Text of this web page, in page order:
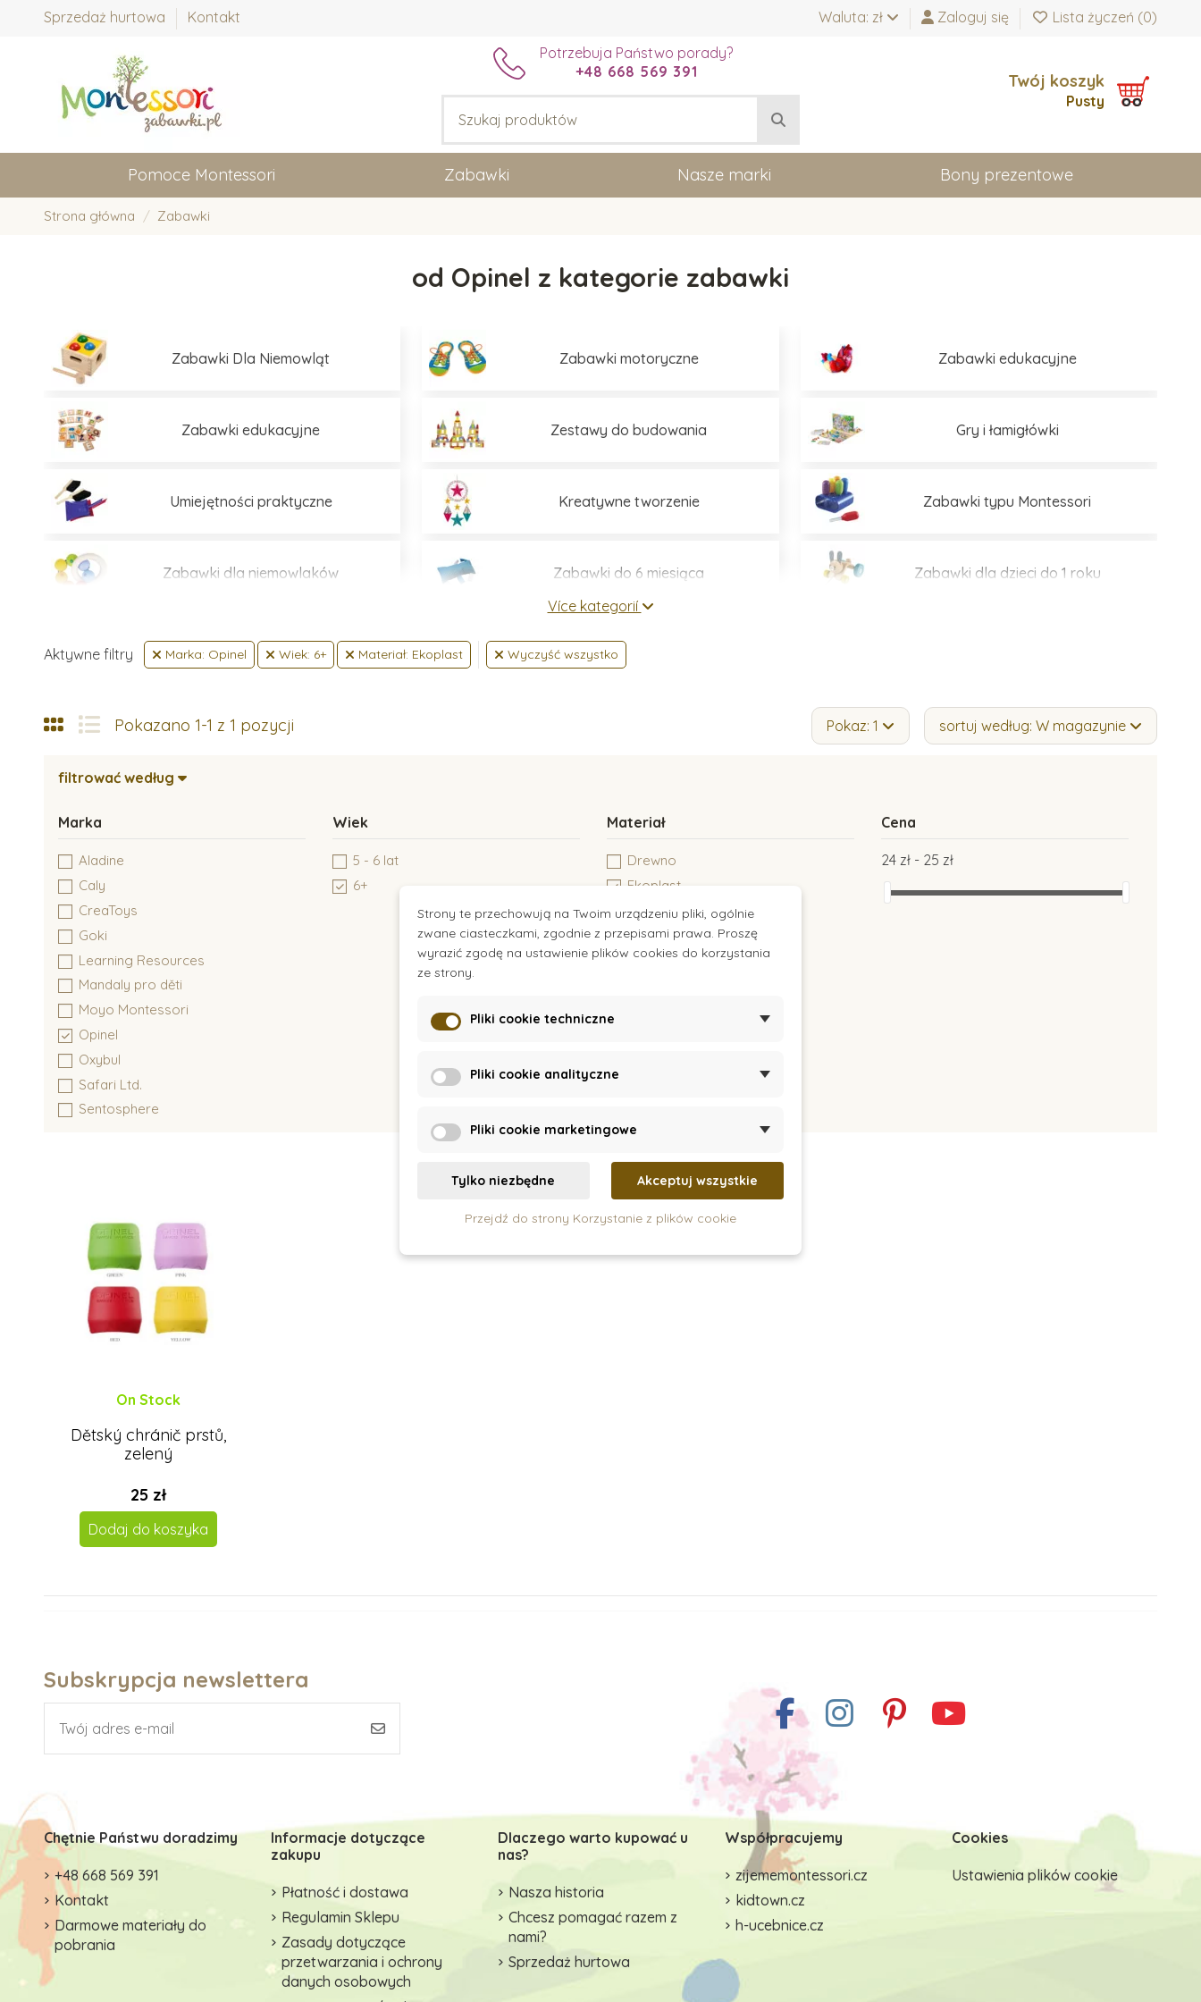
Sprzedaż hurtowa Kontakt Waluta: zł Zaloguj się Lista życzeń (0)
Potrzebuja Państwo porady?
+48 668 569 391
Twój koszyk
Pusty
Pomoce Montessori Zabawki Nasze marki Bony prezentowe
Strona główna Zabawki
od Opinel z kategorie zabawki
Zabawki Dla Niemowląt Zabawki motoryczne Zabawki edukacyjne
Zabawki edukacyjne Zestawy do budowania Gry i łamigłówki
Umiejętności praktyczne Kreatywne tworzenie Zabawki typu Montessori
Zabawki dla niemowlaków Zabawki do 6 miesiąca
Zabawki dla dzieci do 1 roku
Více kategorií
Aktywne filtry Marka: Opinel Wiek: 6+ Materiał: Ekoplast Wyczyść wszystko
Pokazano 1-1 z 1 pozycji Pokaz: 1 sortuj według: W magazynie
filtrować według
Marka
Aladine
Caly
CreaToys
Goki
Learning Resources
Mandaly pro děti
Moyo Montessori
Opinel
Oxybul
Safari Ltd.
Sentosphere
Wiek
5 - 6 lat
6+
Materiał
Drewno
Ekoplast
Metal
Tekstyl
Cena
24 zł - 25 zł
On Stock
Dětský chránič prstů,
zelený
25 zł
Dodaj do koszyka
Subskrypcja newslettera
Chętnie Państwu doradzimy
+48 668 569 391
Kontakt
Darmowe materiały do
pobrania
Informacje dotyczące
zakupu
Płatność i dostawa
Regulamin Sklepu
Zasady dotyczące
przetwarzania i ochrony
danych osobowych
Dlaczego warto kupować u
nas?
Nasza historia
Chcesz pomagać razem z
nami?
Sprzedaż hurtowa
Współpracujemy
zijememontessori.cz
kidtown.cz
h-ucebnice.cz
Cookies
Ustawienia plików cookie
Strony te przechowują na Twoim urządzeniu pliki, ogólnie
zwane ciasteczkami, zgodnie z przepisami prawa. Proszę
wyrazić zgodę na ustawienie plików cookies do korzystania
ze strony.
Pliki cookie techniczne
Pliki cookie analityczne
Pliki cookie marketingowe
Tylko niezbędne Akceptuj wszystkie
Przejdź do strony Korzystanie z plików cookie